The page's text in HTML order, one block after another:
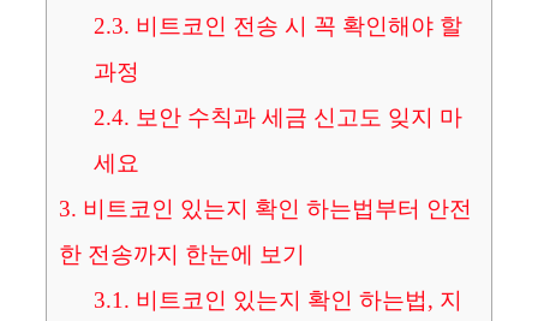
2.3. 비트코인 전송 시 꼭 확인해야 할
과정
2.4. 보안 수칙과 세금 신고도 잊지 마
세요
3. 비트코인 있는지 확인 하는법부터 안전
한 전송까지 한눈에 보기
3.1. 비트코인 있는지 확인 하는법, 지